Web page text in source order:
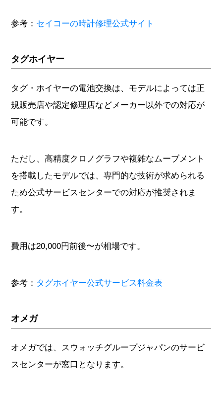
参考： セイコーの時計修理公式サイト
タグホイヤー
タグ・ホイヤーの電池交換は、モデルによっては正
規販売店や認定修理店などメーカー以外での対応が
可能です。
ただし、高精度クロノグラフや複雑なムーブメント
を搭載したモデルでは、専門的な技術が求められる
ため公式サービスセンターでの対応が推奨されま
す。
費用は20,000円前後〜が相場です。
参考： タグホイヤー公式サービス料金表
オメガ
オメガでは、スウォッチグループジャパンのサービ
スセンターが窓口となります。